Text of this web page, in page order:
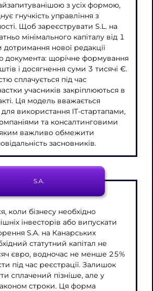
з усіх формою,
гнучкість управління з
Щоб зареєструвати S.L. на
мінімального капіталу від 1
нової редакції
документа: щорічне формування
і досягнення суми 3 тисячі €.
сплачується під час
учасників закріплюються в
Ця модель вважається
використання IT-стартапами,
та консалтинговими
яким важливо обмежити
засновників.
S.A.
коли бізнесу необхідно
інвесторів або випускати
S.A. на Канарських
статутний капітал не
євро, водночас не менше 25%
під час реєстрації. Залишок
сплачений пізніше, але у
строки. Ця форма